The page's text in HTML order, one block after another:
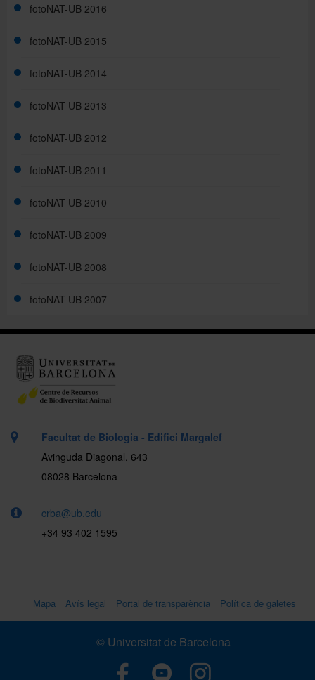
fotoNAT-UB 2016
fotoNAT-UB 2015
fotoNAT-UB 2014
fotoNAT-UB 2013
fotoNAT-UB 2012
fotoNAT-UB 2011
fotoNAT-UB 2010
fotoNAT-UB 2009
fotoNAT-UB 2008
fotoNAT-UB 2007
Facultat de Biologia - Edifici Margalef
Avinguda Diagonal, 643
08028 Barcelona
crba@ub.edu
+34 93 402 1595
Mapa Avís legal Portal de transparència Política de galetes
© Universitat de Barcelona